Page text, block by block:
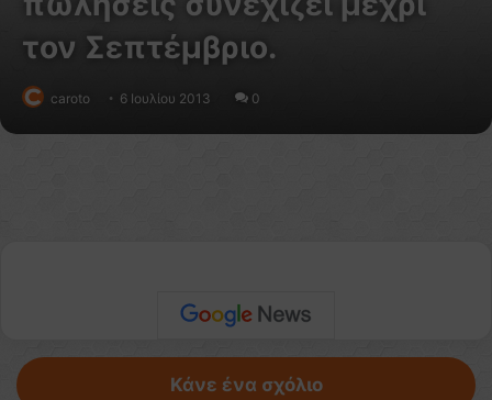
τον Σεπτέμβριο.
caroto 6 Ιουλίου 2013 0
Κάνε ένα σχόλιο